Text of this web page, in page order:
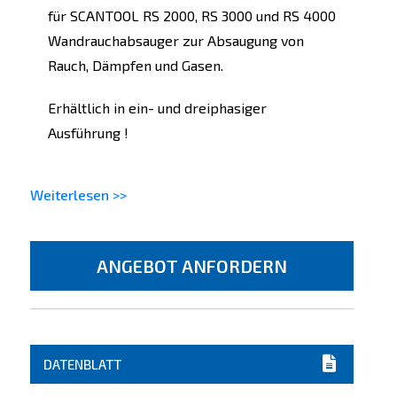
für SCANTOOL RS 2000, RS 3000 und RS 4000
Wandrauchabsauger zur Absaugung von
Rauch, Dämpfen und Gasen.
Erhältlich in ein- und dreiphasiger
Ausführung !
Weiterlesen >>
ANGEBOT ANFORDERN
DATENBLATT